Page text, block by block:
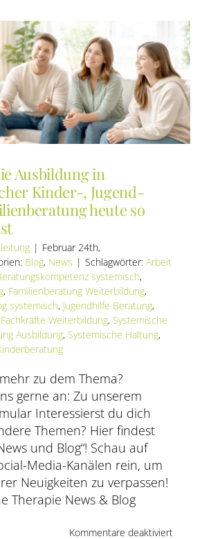
Kinder-,
Jugend-
und
aus?
Ausbildung in
Kinder-, Jugend-
heute so
| Februar 24th,
Blog, News | Schlagwörter: Arbeit
systemisch,
, Familienberatung Weiterbildung,
systemisch, Jugendhilfe Beratung,
Weiterbildung, Systemische
Ausbildung, Systemische Haltung,
zu dem Thema?
gerne an: Zu unserem
Interessierst du dich
Themen? Hier findest
und Blog“! Schau auf
Media-Kanälen rein, um
Neuigkeiten zu verpassen!
Therapie News & Blog
Kommentare deaktiviertfür